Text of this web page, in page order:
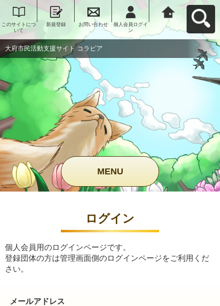
このサイトにつ
いて
新規登録 お問い合わせ
個人会員ログイ
ン
大府市民活動支
援サイト コラビ
アへ戻る
大府市民活動支援サイト コラビア
MENU
ログイン
個人会員用のログインページです。
登録団体の方は管理画面側のログインページをご利用くだ
さい。
メールアドレス